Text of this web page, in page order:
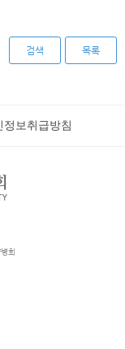
검색 목록
정보취급방침
희